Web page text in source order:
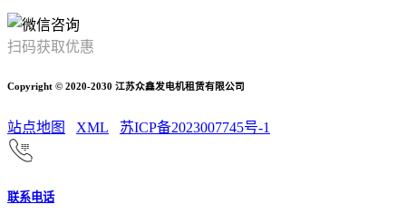
扫码获取优惠
Copyright © 2020-2030 江苏众鑫发电机租赁有限公司
站点地图 XML 苏ICP备2023007745号-1
联系电话